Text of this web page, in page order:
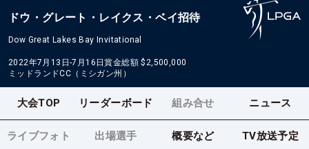
ドウ・グレート・レイクス・ベイ招待
Dow Great Lakes Bay Invitational
2022年7月13日-7月16日賞金総額 $2,500,000
ミッドランドCC（ミシガン州）
大会TOP リーダーボード 組み合せ ニュース
ライブフォト 出場選手 概要など TV放送予定